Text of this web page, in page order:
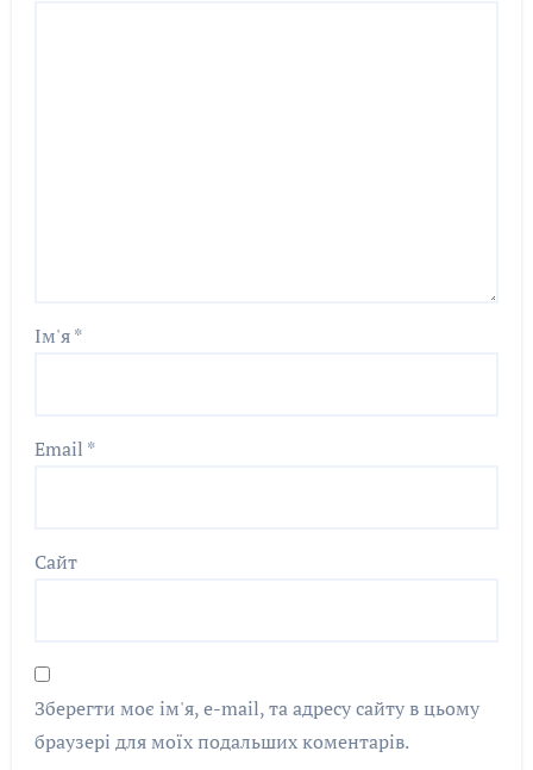
Ім'я*
Email *
Сайт
Зберегти моє ім'я, e-mail, та адресу сайту в цьому
браузері для моїх подальших коментарів.